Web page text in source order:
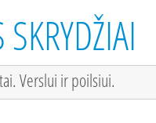
Verslui ir poilsiui.